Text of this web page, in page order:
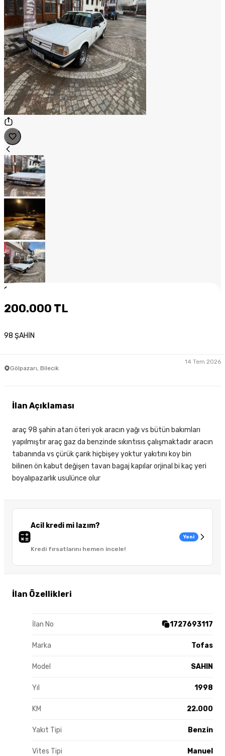
1
200.000 TL
98 ŞAHİN
Gölpazarı, Bilecik
14 Tem 2026
Acil kredi mi lazım?
Kredi fırsatlarını hemen incele!
Yeni
İlan Özellikleri
İlan No 1727693117
Marka Tofas
Model SAHIN
Yıl 1998
KM 22.000
Yakıt Tipi Benzin
Vites Tipi Manuel
İlan Açıklaması
araç 98 şahin atarı öteri yok aracın yağı vs bütün bakımları
yapılmıştır araç gaz da benzinde sıkıntısıs çalışmaktadır aracın
tabanında vs çürük çarık hiçbişey yoktur yakıtını koy bin
bilinen ön kabut değişen tavan bagaj kapılar orjinal bi kaç yeri
boyalıpazarlık usulünce olur